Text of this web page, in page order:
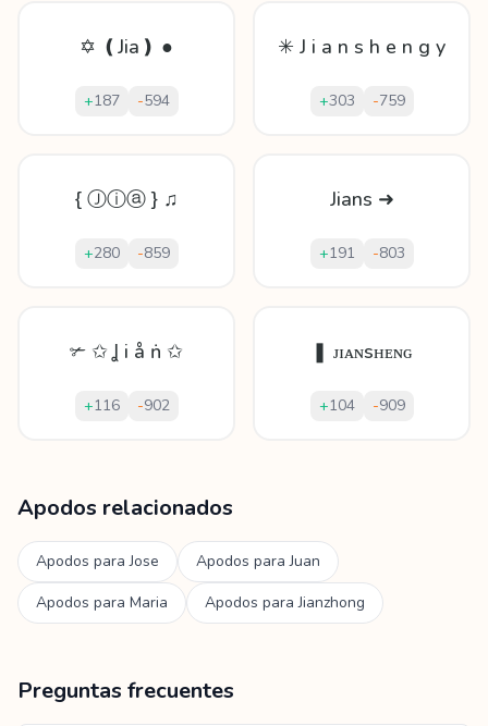
✡ ❪Jia❫ ●
+187 -594
✳ J i a n s h e n g y
+303 -759
{ Ⓙⓘⓐ } ♫
+280 -859
Jians ➜
+191 -803
✃ ✩ Ʝ і å ṅ ✩
+116 -902
❚ ᴊɪᴀɴsʜᴇɴɢ
+104 -909
Apodos relacionados
Apodos paraJose Apodos paraJuan
Apodos para Maria Apodos paraJianzhong
Preguntas frecuentes